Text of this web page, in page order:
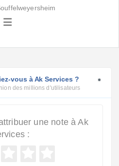
vous à Ak Services ?
des millions d'utilisateurs
une note à Ak
: